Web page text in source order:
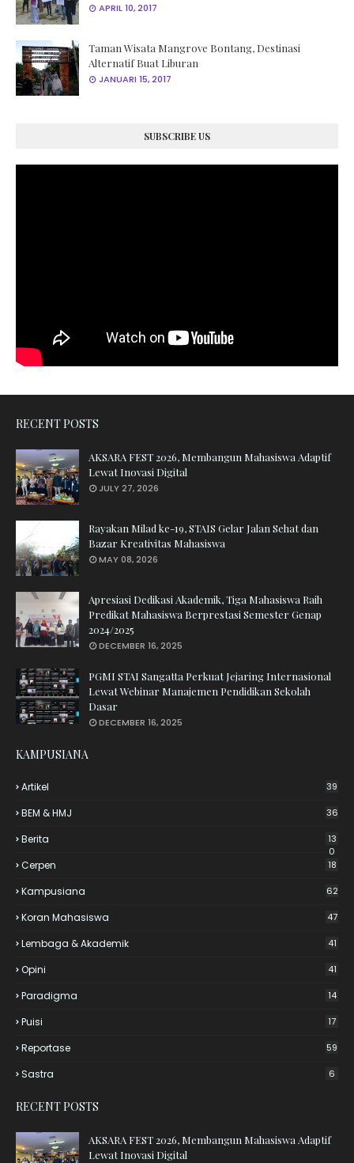
APRIL 10, 2017
Taman Wisata Mangrove Bontang, Destinasi
Alternatif Buat Liburan
JANUARI 15, 2017
SUBSCRIBE US
RECENT POSTS
AKSARA FEST 2026, Membangun Mahasiswa Adaptif
Lewat Inovasi Digital
JULY 27, 2026
Rayakan Milad ke-19, STAIS Gelar Jalan Sehat dan
Bazar Kreativitas Mahasiswa
MAY 08, 2026
Apresiasi Dedikasi Akademik, Tiga Mahasiswa Raih
Predikat Mahasiswa Berprestasi Semester Genap
2024/2025
DECEMBER 16, 2025
PGMI STAI Sangatta Perkuat Jejaring Internasional
Lewat Webinar Manajemen Pendidikan Sekolah
Dasar
DECEMBER 16, 2025
KAMPUSIANA
Artikel 39
BEM & HMJ 36
Berita
13
0
Cerpen 18
Kampusiana 62
Koran Mahasiswa 47
Lembaga & Akademik 41
Opini 41
Paradigma 14
Puisi 17
Reportase 59
Sastra 6
RECENT POSTS
AKSARA FEST 2026, Membangun Mahasiswa Adaptif
Lewat Inovasi Digital